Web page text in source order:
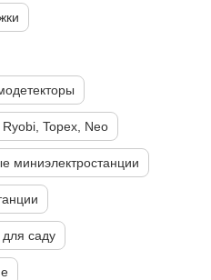
Topex, Neo
миниэлектростанции
саду